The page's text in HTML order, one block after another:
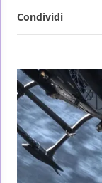
Condividi